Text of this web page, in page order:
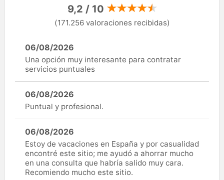
9,2 / 10
(171.256 valoraciones recibidas)
06/08/2026
Una opción muy interesante para contratar
servicios puntuales
06/08/2026
Puntual y profesional.
06/08/2026
Estoy de vacaciones en España y por casualidad
encontré este sitio; me ayudó a ahorrar mucho
en una consulta que habría salido muy cara.
Recomiendo mucho este sitio.